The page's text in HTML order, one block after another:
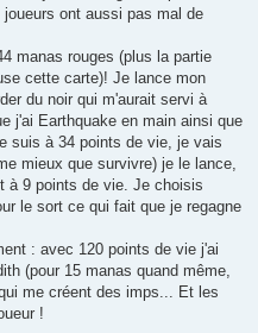
ont aussi pas mal de
manas rouges (plus la partie
cette carte)! Je lance mon
du noir qui m'aurait servi à
j'ai Earthquake en main ainsi que
suis à 34 points de vie, je vais
mieux que survivre) je le lance,
à 9 points de vie. Je choisis
le sort ce qui fait que je regagne
: avec 120 points de vie j'ai
(pour 15 manas quand même,
me créent des imps... Et les
!